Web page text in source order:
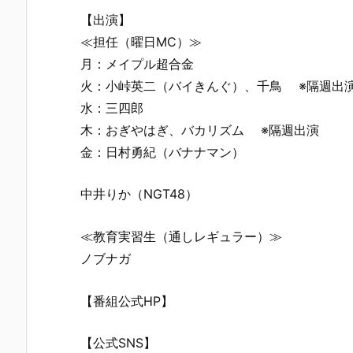
【出演】
≪担任（曜日MC）≫
月：メイプル超合金
火：小峠英二（バイきんぐ）、千鳥 ※隔週
水：三四郎
木：おぎやはぎ、バカリズム ※隔週出演
金：日村勇紀（バナナマン）
中井りか（NGT48）
≪教育実習生（通しレギュラー）≫
ノブナガ
【番組公式HP】
【公式SNS】